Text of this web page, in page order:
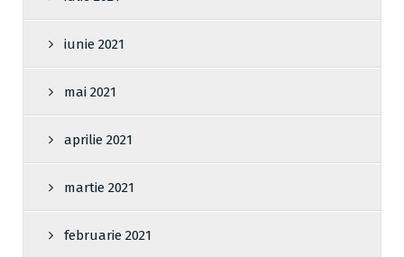
iunie 2021
mai 2021
aprilie 2021
martie 2021
februarie 2021